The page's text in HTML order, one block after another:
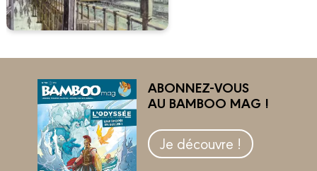
ABONNEZ-VOUS
AU BAMBOO MAG !
Je découvre !